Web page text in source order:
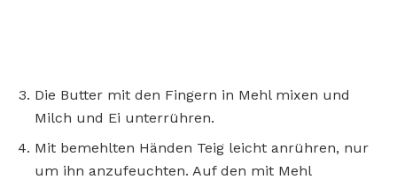
Die Butter mit den Fingern in Mehl mixen und
Milch und Ei unterrühren.
Mit bemehlten Händen Teig leicht anrühren, nur
um ihn anzufeuchten. Auf den mit Mehl